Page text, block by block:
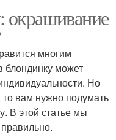
окрашивание
многим
может
Но
то вам нужно подумать
В этой статье мы